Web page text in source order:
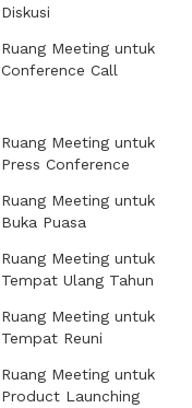
Diskusi
Ruang Meeting untuk
Conference Call
Ruang Meeting untuk
Press Conference
Ruang Meeting untuk
Buka Puasa
Ruang Meeting untuk
Tempat Ulang Tahun
Ruang Meeting untuk
Tempat Reuni
Ruang Meeting untuk
Product Launching